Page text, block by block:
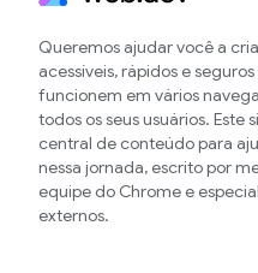
Queremos ajudar você a
acessíveis, rápidos e
funcionem em vários
todos os seus usuários. Este
central de conteúdo para
nessa jornada, escrito por
equipe do Chrome e
externos.